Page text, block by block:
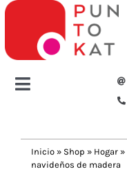
Saltar
contenido
Toggle
Tazas y botellas
Inicio » Shop » Hogar »
navideños de madera